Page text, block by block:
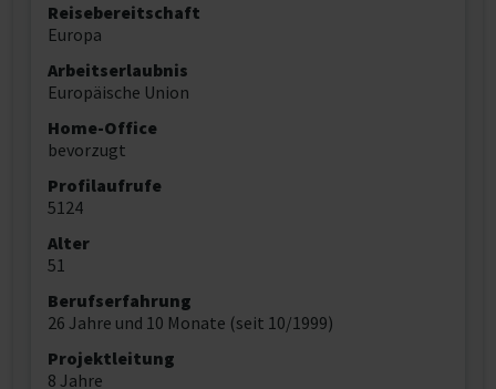
Reisebereitschaft
Europa
Arbeitserlaubnis
Europäische Union
Home-Office
bevorzugt
Profilaufrufe
5124
Alter
51
Berufserfahrung
26 Jahre und 10 Monate (seit 10/1999)
Projektleitung
8 Jahre